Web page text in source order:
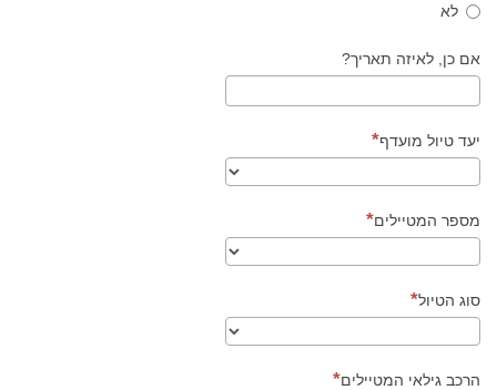
לא
אם כן, לאיזה תאריך?
יעד טיול מועדף
מספר המטיילים
סוג הטיול
הרכב גילאי המטיילים